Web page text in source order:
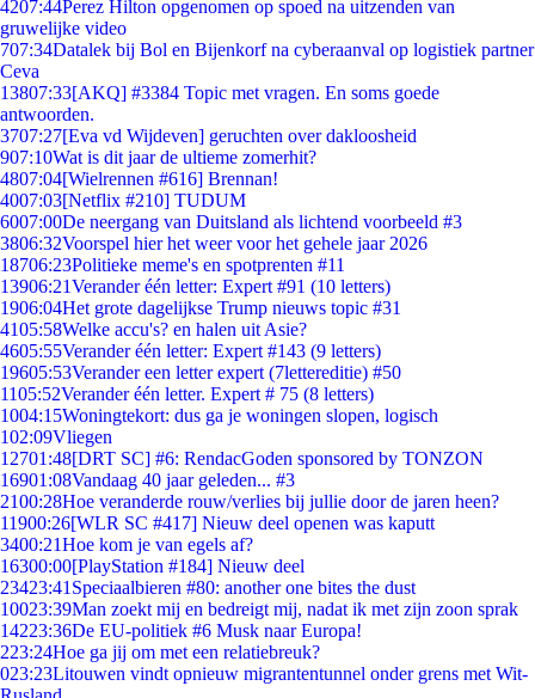
4207:44Perez Hilton opgenomen op spoed na uitzenden van
gruwelijke video
707:34Datalek bij Bol en Bijenkorf na cyberaanval op logistiek partner
Ceva
13807:33[AKQ] #3384 Topic met vragen. En soms goede
antwoorden.
3707:27[Eva vd Wijdeven] geruchten over dakloosheid
907:10Wat is dit jaar de ultieme zomerhit?
4807:04[Wielrennen #616] Brennan!
4007:03[Netflix #210] TUDUM
6007:00De neergang van Duitsland als lichtend voorbeeld #3
3806:32Voorspel hier het weer voor het gehele jaar 2026
18706:23Politieke meme's en spotprenten #11
13906:21Verander één letter: Expert #91 (10 letters)
1906:04Het grote dagelijkse Trump nieuws topic #31
4105:58Welke accu's? en halen uit Asie?
4605:55Verander één letter: Expert #143 (9 letters)
19605:53Verander een letter expert (7lettereditie) #50
1105:52Verander één letter. Expert # 75 (8 letters)
1004:15Woningtekort: dus ga je woningen slopen, logisch
102:09Vliegen
12701:48[DRT SC] #6: RendacGoden sponsored by TONZON
16901:08Vandaag 40 jaar geleden... #3
2100:28Hoe veranderde rouw/verlies bij jullie door de jaren heen?
11900:26[WLR SC #417] Nieuw deel openen was kaputt
3400:21Hoe kom je van egels af?
16300:00[PlayStation #184] Nieuw deel
23423:41 Speciaalbieren #80: another one bites the dust
10023:39Man zoekt mij en bedreigt mij, nadat ik met zijn zoon sprak
14223:36De EU-politiek #6 Musk naar Europa!
223:24Hoe ga jij om met een relatiebreuk?
023:23Litouwen vindt opnieuw migrantentunnel onder grens met Wit-